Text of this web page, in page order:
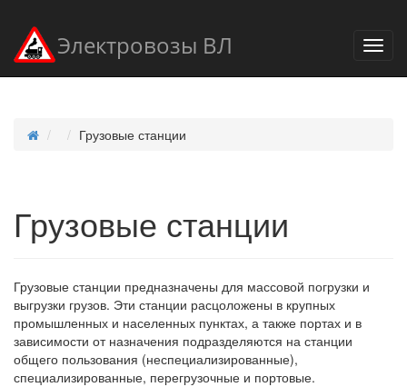
Электровозы ВЛ
Грузовые станции
Грузовые станции
Грузовые станции предназначены для массовой погрузки и
выгрузки грузов. Эти станции расцоложены в крупных
промышленных и населенных пунктах, а также портах и в
зависимости от назначения подразделяются на станции
общего пользования (неспециализированные),
специализированные, перегрузочные и портовые.